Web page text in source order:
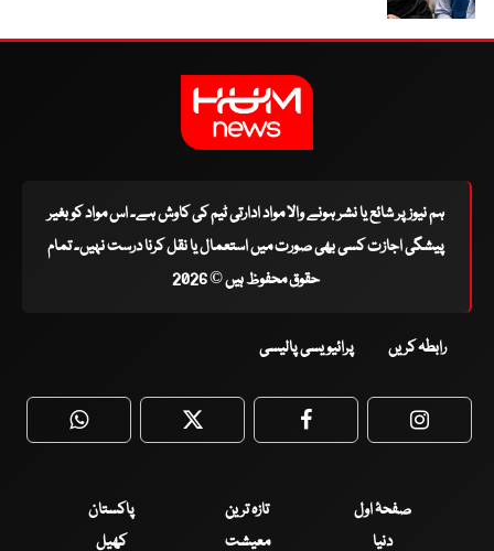
ہم نیوز پر شائع یا نشر ہونے والا مواد ادارتی ٹیم کی کاوش ہے۔ اس مواد کو بغیر
پیشگی اجازت کسی بھی صورت میں استعمال یا نقل کرنا درست نہیں۔ تمام
حقوق محفوظ ہیں © 2026
رابطہ کریں پرائیویسی پالیسی
WhatsApp Twitter Facebook
صفحۂ اول تازہ ترین
پاکستان
دنیا
معیشت کھیل